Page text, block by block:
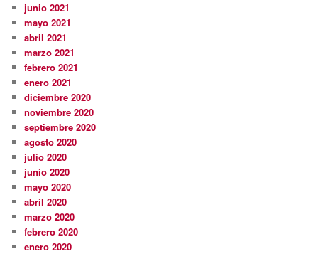
junio 2021
mayo 2021
abril 2021
marzo 2021
febrero 2021
enero 2021
diciembre 2020
noviembre 2020
septiembre 2020
agosto 2020
julio 2020
junio 2020
mayo 2020
abril 2020
marzo 2020
febrero 2020
enero 2020